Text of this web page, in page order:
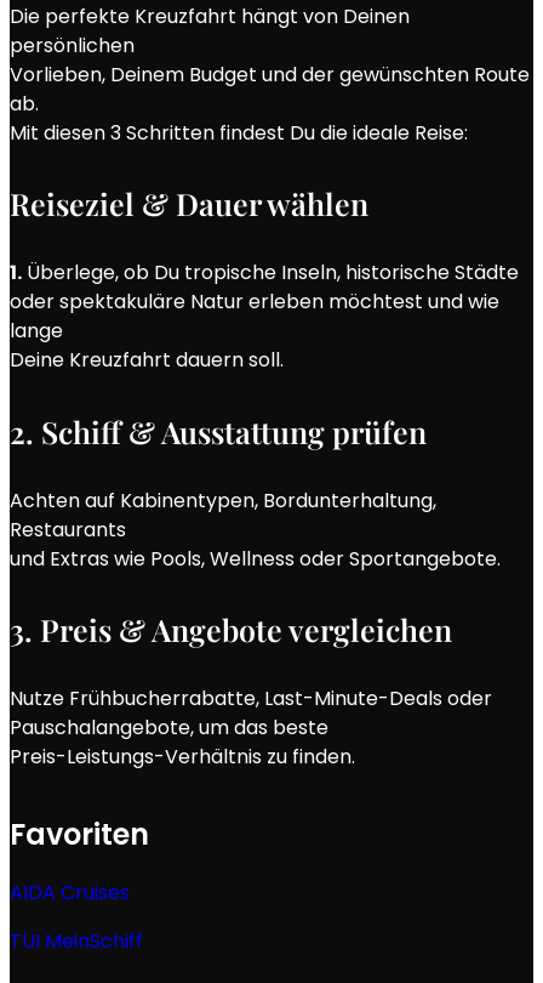
Die perfekte Kreuzfahrt hängt von Deinen
persönlichen
Vorlieben, Deinem Budget und der gewünschten Route
ab.
Mit diesen 3 Schritten findest Du die ideale Reise:
Reiseziel & Dauer wählen
1. Überlege, ob Du tropische Inseln, historische Städte
oder spektakuläre Natur erleben möchtest und wie
lange
Deine Kreuzfahrt dauern soll.
2. Schiff & Ausstattung prüfen
Achten auf Kabinentypen, Bordunterhaltung,
Restaurants
und Extras wie Pools, Wellness oder Sportangebote.
3. Preis & Angebote vergleichen
Nutze Frühbucherrabatte, Last-Minute-Deals oder
Pauschalangebote, um das beste
Preis-Leistungs-Verhältnis zu finden.
Favoriten
AIDA Cruises
TUI MeinSchiff